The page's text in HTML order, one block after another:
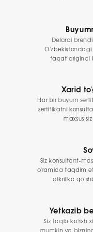
Delardi
O'zbekistondagi
faqat original
Xarid
Har bir buyum
sertifikatni
maxsus
Siz konsultant-
o'ramida taqdim
otkritka
Yetkazib
Siz taqib ko'rish
mumkin va